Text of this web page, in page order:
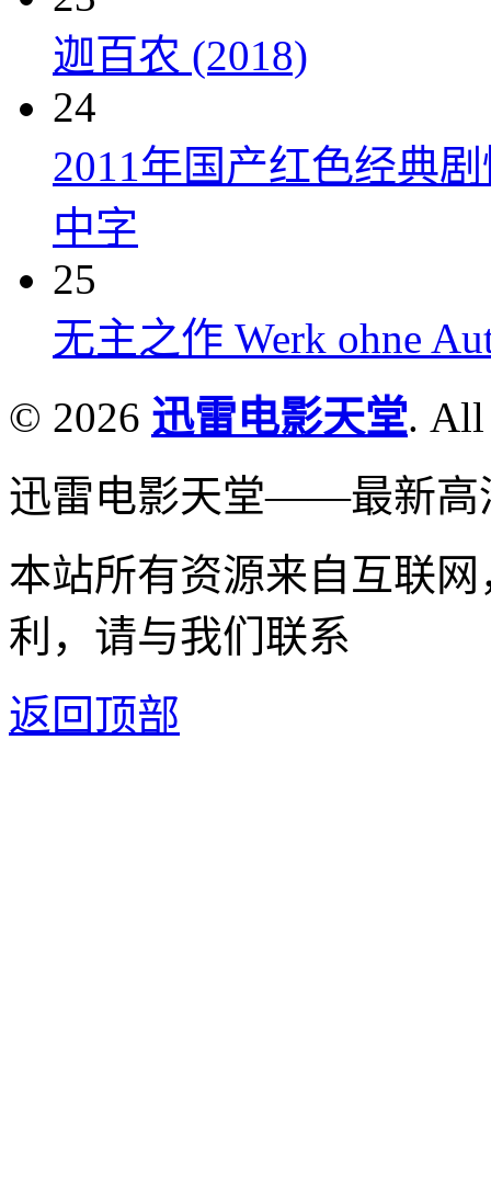
迦百农 (2018)
24
2011年国产红色经典
中字
25
无主之作 Werk ohne
© 2026 迅雷电影天堂. All
迅雷电影天堂——最新高
本站所有资源来自互联
利，请与我们联系
返回顶部